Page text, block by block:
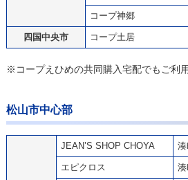
コープ神郷
四国中央市 コープ土居
※コープえひめの共同購入宅配でもご利
松山市中心部
JEAN’S SHOP CHOYA 湊
エピクロス 湊